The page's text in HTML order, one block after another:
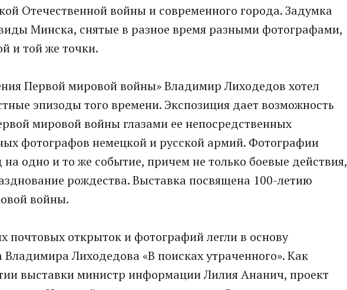
Отечественной войны и современного города. Задумка
Минска, снятые в разное время разными фотографами,
и той же точки.
Первой мировой войны» Владимир Лиходедов хотел
эпизоды того времени. Экспозиция дает возможность
мировой войны глазами ее непосредственных
фотографов немецкой и русской армий. Фотографии
на одно и то же событие, причем не только боевые действия,
рождества. Выставка посвящена 100-летию
войны.
почтовых открыток и фотографий легли в основу
Владимира Лиходедова «В поисках утраченного». Как
выставки министр информации Лилия Ананич, проект